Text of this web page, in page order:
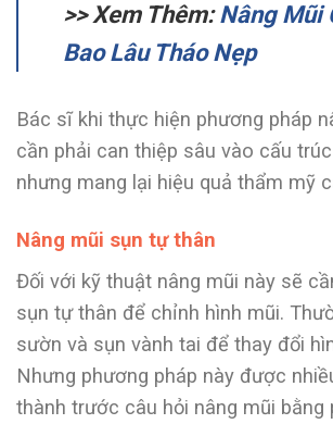
>> Xem Thêm:Nâng Mũi
Bao Lâu Tháo Nẹp
Bác sĩ khi thực hiện phương pháp
cần phải can thiệp sâu vào cấu
nhưng mang lại hiệu quả thẩm mỹ
Nâng mũi sụn tự thân
Đối với kỹ thuật nâng mũi này sẽ
sụn tự thân để chỉnh hình mũi.
sườn và sụn vành tai để thay đổi
Nhưng phương pháp này được
thành trước câu hỏi nâng mũi bằng